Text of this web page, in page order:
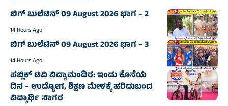
ಬಿಗ್‌ ಬುಲೆಟಿನ್‌ 09 August 2026 ಭಾಗ – 2
14 Hours Ago
ಬಿಗ್‌ ಬುಲೆಟಿನ್‌ 09 August 2026 ಭಾಗ – 3
14 Hours Ago
ಪಬ್ಲಿಕ್ ಟಿವಿ ವಿದ್ಯಾಮಂದಿರ: ಇಂದು ಕೊನೆಯ
ದಿನ – ಉದ್ಯೋಗ, ಶಿಕ್ಷಣ ಮೇಳಕ್ಕೆ ಹರಿದುಬಂದ
ವಿದ್ಯಾರ್ಥಿ ಸಾಗರ